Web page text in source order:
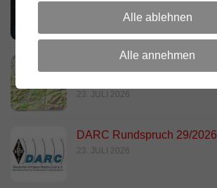
23. JULI 2026
DARC Rundspruch 29/2026
23. JULI 2026
Alle ablehnen
Alle annehmen